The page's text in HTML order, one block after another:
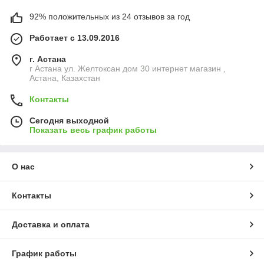
92% положительных из 24 отзывов за год
Работает с 13.09.2016
г. Астана
г Астана ул. Желтоксан дом 30 интернет магазин ,
Астана, Казахстан
Контакты
Сегодня выходной
Показать весь график работы
О нас
Контакты
Доставка и оплата
График работы